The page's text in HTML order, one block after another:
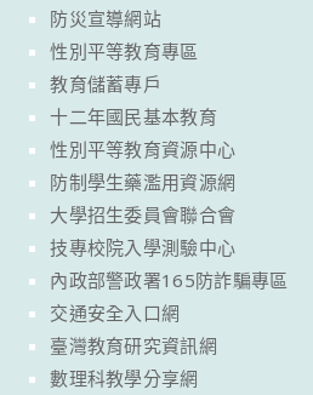
防災宣導網站
性別平等教育專區
教育儲蓄專戶
十二年國民基本教育
性別平等教育資源中心
防制學生藥濫用資源網
大學招生委員會聯合會
技專校院入學測驗中心
內政部警政署165防詐騙專區
交通安全入口網
臺灣教育研究資訊網
數理科教學分享網